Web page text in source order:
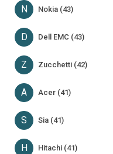
N Nokia (43)
D Dell EMC (43)
Z Zucchetti (42)
A Acer (41)
S Sia (41)
H Hitachi (41)